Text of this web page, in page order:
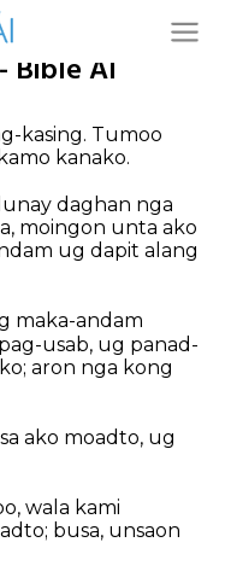
Bible AI
kasing. Tumoo
kanako.
daghan nga
moingon unta ako
ug dapit alang
maka-andam
usab, ug panad-
aron nga kong
ako moadto, ug
wala kami
busa, unsaon